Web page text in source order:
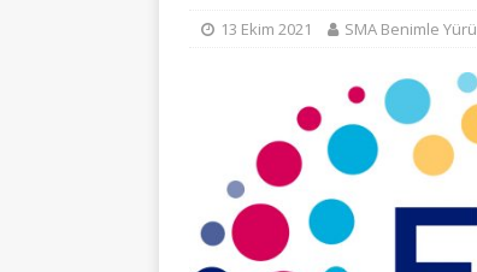
13 Ekim 2021 SMA Benimle Yürü